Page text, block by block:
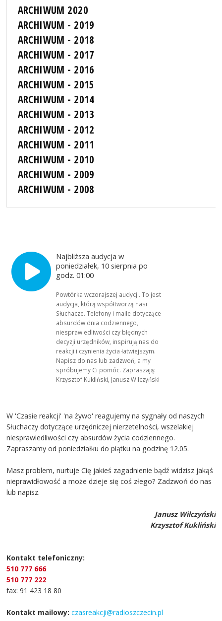
ARCHIWUM 2020
ARCHIWUM - 2019
ARCHIWUM - 2018
ARCHIWUM - 2017
ARCHIWUM - 2016
ARCHIWUM - 2015
ARCHIWUM - 2014
ARCHIWUM - 2013
ARCHIWUM - 2012
ARCHIWUM - 2011
ARCHIWUM - 2010
ARCHIWUM - 2009
ARCHIWUM - 2008
Najbliższa audycja w
poniedziałek, 10 sierpnia po
godz. 01:00
Powtórka wczorajszej audycji. To jest
audycja, którą współtworzą nasi
Słuchacze. Telefony i maile dotyczące
absurdów dnia codziennego,
niesprawiedliwości czy błędnych
decyzji urzędników, inspirują nas do
reakcji i czynienia życia łatwiejszym.
Napisz do nas lub zadzwoń, a my
spróbujemy Ci pomóc. Zapraszają:
Krzysztof Kukliński, Janusz Wilczyński
W 'Czasie reakcji' 'na żywo' reagujemy na sygnały od naszych
Słuchaczy dotyczące urzędniczej nierzetelności, wszelakiej
niesprawiedliwości czy absurdów życia codziennego.
Zapraszamy od poniedziałku do piątku na godzinę 12.05.
Masz problem, nurtuje Cię jakieś zagadnienie bądź widzisz jakąś
nieprawidłowość a może dzieje się coś złego? Zadzwoń do nas
lub napisz.
Janusz Wilczyński
Krzysztof Kukliński
Kontakt telefoniczny:
510 777 666
510 777 222
fax: 91 423 18 80
Kontakt mailowy: czasreakcji@radioszczecin.pl